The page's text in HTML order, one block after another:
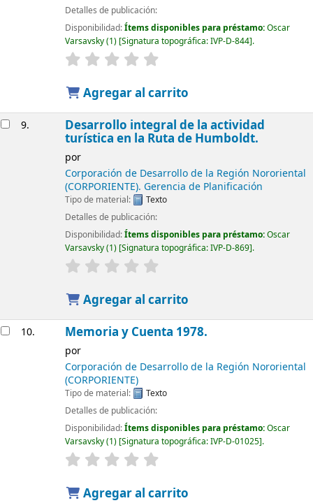
Detalles de publicación:
Disponibilidad:Ítems disponibles para préstamo:Oscar
Varsavsky(1) Signatura topográfica:IVP-D-844 .
Agregar al carrito
9. Desarrollo integral de la actividad
turística en la Ruta de Humboldt.
por
Corporación de Desarrollo de la Región Nororiental
(CORPORIENTE). Gerencia de Planificación
Tipo de material:
Texto
Detalles de publicación:
Disponibilidad:Ítems disponibles para préstamo:Oscar
Varsavsky(1) Signatura topográfica:IVP-D-869 .
Agregar al carrito
10. Memoria y Cuenta 1978.
por
Corporación de Desarrollo de la Región Nororiental
(CORPORIENTE)
Tipo de material:
Texto
Detalles de publicación:
Disponibilidad:Ítems disponibles para préstamo:Oscar
Varsavsky(1) Signatura topográfica:IVP-D-01025 .
Agregar al carrito